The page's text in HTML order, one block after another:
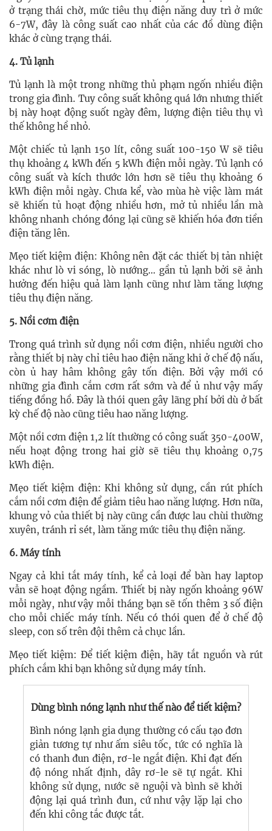
ở trạng thái chờ, mức tiêu thụ điện năng duy trì ở mức
6-7W, đây là công suất cao nhất của các đồ dùng điện
khác ở cùng trạng thái.
4. Tủ lạnh
Tủ lạnh là một trong những thủ phạm ngốn nhiều điện
trong gia đình. Tuy công suất không quá lớn nhưng thiết
bị này hoạt động suốt ngày đêm, lượng điện tiêu thụ vì
thế không hề nhỏ.
Một chiếc tủ lạnh 150 lít, công suất 100-150 W sẽ tiêu
thụ khoảng 4 kWh đến 5 kWh điện mỗi ngày. Tủ lạnh có
công suất và kích thước lớn hơn sẽ tiêu thụ khoảng 6
kWh điện mỗi ngày. Chưa kể, vào mùa hè việc làm mát
sẽ khiến tủ hoạt động nhiều hơn, mở tủ nhiều lần mà
không nhanh chóng đóng lại cũng sẽ khiến hóa đơn tiền
điện tăng lên.
Mẹo tiết kiệm điện: Không nên đặt các thiết bị tản nhiệt
khác như lò vi sóng, lò nướng... gần tủ lạnh bởi sẽ ảnh
hưởng đến hiệu quả làm lạnh cũng như làm tăng lượng
tiêu thụ điện năng.
5. Nồi cơm điện
Trong quá trình sử dụng nồi cơm điện, nhiều người cho
rằng thiết bị này chỉ tiêu hao điện năng khi ở chế độ nấu,
còn ủ hay hâm không gây tốn điện. Bởi vậy mới có
những gia đình cắm cơm rất sớm và để ủ như vậy mấy
tiếng đồng hồ. Đây là thói quen gây lãng phí bởi dù ở bất
kỳ chế độ nào cũng tiêu hao năng lượng.
Một nồi cơm điện 1,2 lít thường có công suất 350-400W,
nếu hoạt động trong hai giờ sẽ tiêu thụ khoảng 0,75
kWh điện.
Mẹo tiết kiệm điện: Khi không sử dụng, cần rút phích
cắm nồi cơm điện để giảm tiêu hao năng lượng. Hơn nữa,
khung vỏ của thiết bị này cũng cần được lau chùi thường
xuyên, tránh rỉ sét, làm tăng mức tiêu thụ điện năng.
6. Máy tính
Ngay cả khi tắt máy tính, kể cả loại để bàn hay laptop
vẫn sẽ hoạt động ngầm. Thiết bị này ngốn khoảng 96W
mỗi ngày, như vậy mỗi tháng bạn sẽ tốn thêm 3 số điện
cho mỗi chiếc máy tính. Nếu có thói quen để ở chế độ
sleep, con số trên đội thêm cả chục lần.
Mẹo tiết kiệm: Để tiết kiệm điện, hãy tắt nguồn và rút
phích cắm khi bạn không sử dụng máy tính.
Dùng bình nóng lạnh như thế nào để tiết kiệm?
Bình nóng lạnh gia dụng thường có cấu tạo đơn
giản tương tự như ấm siêu tốc, tức có nghĩa là
có thanh đun điện, rơ-le ngắt điện. Khi đạt đến
độ nóng nhất định, dây rơ-le sẽ tự ngắt. Khi
không sử dụng, nước sẽ nguội và bình sẽ khởi
động lại quá trình đun, cứ như vậy lặp lại cho
đến khi công tắc được tắt.